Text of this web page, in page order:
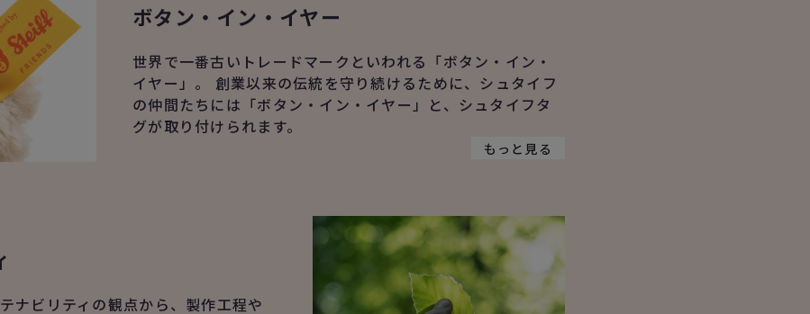
ボタン・イン・イヤー
世界で一番古いトレードマークといわれる「ボタン・イン・
イヤー」。 創業以来の伝統を守り続けるために、シュタイフ
の仲間たちには「ボタン・イン・イヤー」と、シュタイフタ
グが取り付けられます。
もっと見る
ナビリティの観点から、製作工程や